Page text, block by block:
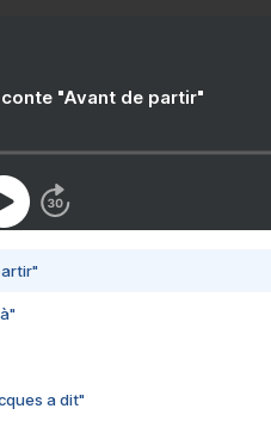
"Avant de partir"
a dit"